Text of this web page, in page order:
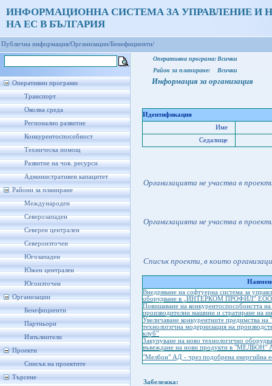
ИНФОРМАЦИОННА СИСТЕМА ЗА УПРАВЛЕНИЕ И
НА ЕС В БЪЛГАРИЯ
Публична информация/Организации/Бенефициенти/
Оперативни програми
Транспорт
Околна среда
Регионално развитие
Конкурентоспособност
Техническа помощ
Развитие на чов. ресурси
Административен капацитет
Райони за планиране
Международен
Северозападен
Северен централен
Североизточен
Югозападен
Южен централен
Югоизточен
Организации
Бенефициенти
Партньори
Изпълнители
Проекти
Списък на проектите
Търсене
Оперативна програма: Всички
Район за планиране:
Всички
Информация за организация
Идентификация
Име
Седалище
Организацията не участва в
Организацията не участва в
Списък проекти, в които
Внедряване на софтуерна система за
оборудване в „ИНТЕРКОМ ПРОФИЛ”
Повишаване на конкурентоспособонстта
производителни машини и стратиране на
Увеличаване конкурентните предимства
технологична модернизация на
клуб”
Закупуване на ново технологично
въвеждане на нови продукти в "МЕЛБОН"
"Мелбон" АД - чрез подобрена енергийна
Забележка: